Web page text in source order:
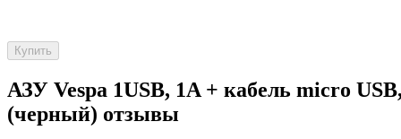
Купить
АЗУ Vespa 1USB, 1A + кабель micro
(черный) отзывы